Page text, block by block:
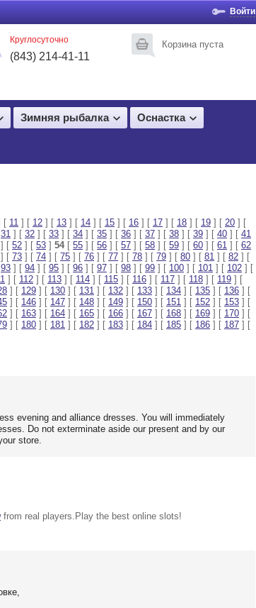
Войти
Корзина пуста
Круглосуточно
(843) 214-41-11
Зимняя рыбалка Оснастка
[ 11 ] [ 12 ] [ 13 ] [ 14 ] [ 15 ] [ 16 ] [ 17 ] [ 18 ] [ 19 ] [ 20 ] [
31 ] [ 32 ] [ 33 ] [ 34 ] [ 35 ] [ 36 ] [ 37 ] [ 38 ] [ 39 ] [ 40 ] [ 41
] [ 52 ] [ 53 ] 54[ 55 ] [ 56 ] [ 57 ] [ 58 ] [ 59 ] [ 60 ] [ 61 ] [ 62
] [ 73 ] [ 74 ] [ 75 ] [ 76 ] [ 77 ] [ 78 ] [ 79 ] [ 80 ] [ 81 ] [ 82 ] [
93 ] [ 94 ] [ 95 ] [ 96 ] [ 97 ] [ 98 ] [ 99 ] [ 100 ] [ 101 ] [ 102 ] [
] [ 112 ] [ 113 ] [ 114 ] [ 115 ] [ 116 ] [ 117 ] [ 118 ] [ 119 ] [
] [ 129 ] [ 130 ] [ 131 ] [ 132 ] [ 133 ] [ 134 ] [ 135 ] [ 136 ] [
] [ 146 ] [ 147 ] [ 148 ] [ 149 ] [ 150 ] [ 151 ] [ 152 ] [ 153 ] [
] [ 163 ] [ 164 ] [ 165 ] [ 166 ] [ 167 ] [ 168 ] [ 169 ] [ 170 ] [
] [ 180 ] [ 181 ] [ 182 ] [ 183 ] [ 184 ] [ 185 ] [ 186 ] [ 187 ] [
evening and alliance dresses. You will immediately
Do not exterminate aside our present and by our
store.
from real players.Play the best online slots!